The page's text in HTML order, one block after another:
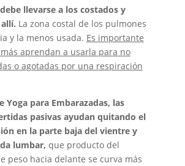
llevarse a los costados y
La zona costal de los pulmones
y la menos usada. Es importante
aprendan a usarla para no
o agotadas por una respiración
Yoga para Embarazadas, las
pasivas ayudan quitando el
en la parte baja del vientre y
lumbar, que producto del
peso hacia delante se curva más